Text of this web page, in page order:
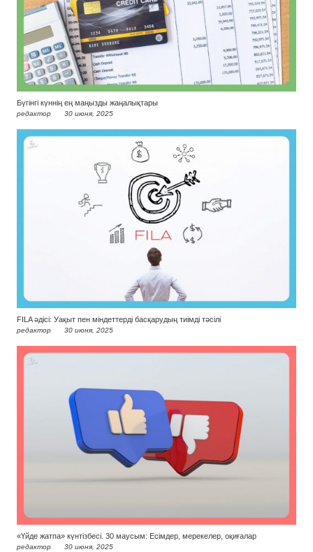
Бүгінгі күннің ең маңызды жаңалықтары
редактор 30 июня, 2025
FILA әдісі: Уақыт пен міндеттерді басқарудың тиімді тәсілі
редактор 30 июня, 2025
«Үйде жатпа» күнтізбесі. 30 маусым: Есімдер, мерекелер, оқиғалар
редактор 30 июня, 2025